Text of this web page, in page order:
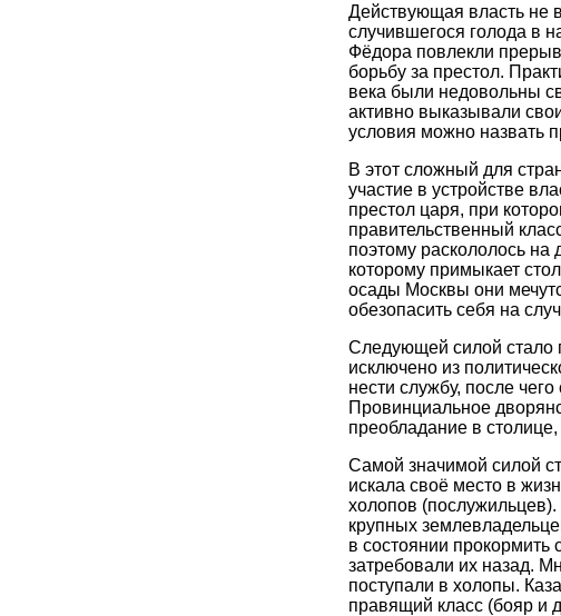
Действующая власть не
случившегося голода в
Фёдора повлекли
борьбу за престол.
века были недовольны
активно выказывали
условия можно назвать
В этот сложный для
участие в устройстве
престол царя, при
правительственный
поэтому раскололось на
которому примыкает
осады Москвы они
обезопасить себя на
Следующей силой стало
исключено из
нести службу, после
Провинциальное
преобладание в
Самой значимой силой
искала своё место в
холопов
крупных
в состоянии прокормить
затребовали их назад.
поступали в холопы.
правящий класс (бояр и